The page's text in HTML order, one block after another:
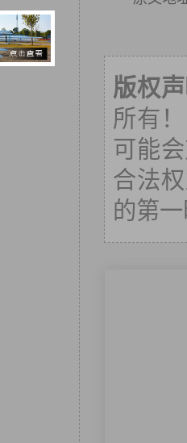
版权
所有
可能
合法
的第